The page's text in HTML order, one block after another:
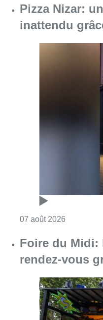
Pizza Nizar:
inattendu
07 août 2026
Foire du Midi:
rendez-vous